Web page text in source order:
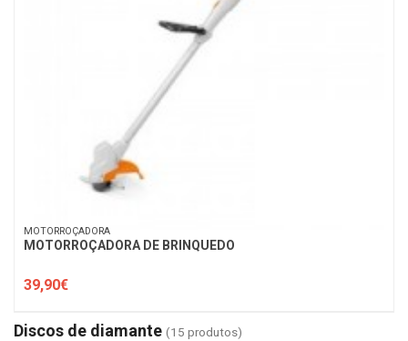
MOTORROÇADORA
MOTORROÇADORA DE BRINQUEDO
39,90€
Discos de diamante (15 produtos)